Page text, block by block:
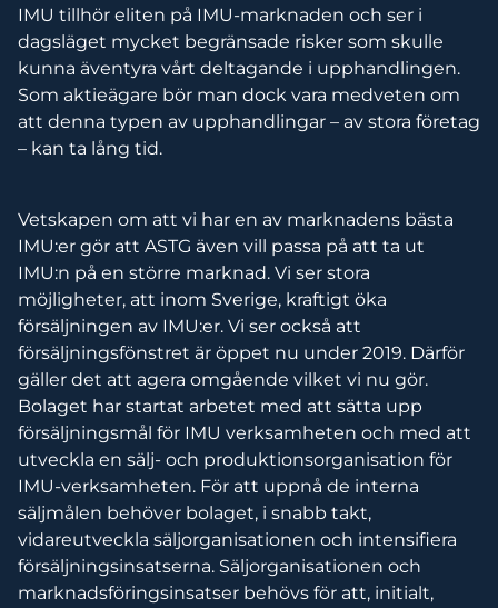
IMU tillhör eliten på IMU-marknaden och ser i
dagsläget mycket begränsade risker som skulle
kunna äventyra vårt deltagande i upphandlingen.
Som aktieägare bör man dock vara medveten om
att denna typen av upphandlingar – av stora företag
– kan ta lång tid.
Vetskapen om att vi har en av marknadens bästa
IMU:er gör att ASTG även vill passa på att ta ut
IMU:n på en större marknad. Vi ser stora
möjligheter, att inom Sverige, kraftigt öka
försäljningen av IMU:er. Vi ser också att
försäljningsfönstret är öppet nu under 2019. Därför
gäller det att agera omgående vilket vi nu gör.
Bolaget har startat arbetet med att sätta upp
försäljningsmål för IMU verksamheten och med att
utveckla en sälj- och produktionsorganisation för
IMU-verksamheten. För att uppnå de interna
säljmålen behöver bolaget, i snabb takt,
vidareutveckla säljorganisationen och intensifiera
försäljningsinsatserna. Säljorganisationen och
marknadsföringsinsatser behövs för att, initialt,